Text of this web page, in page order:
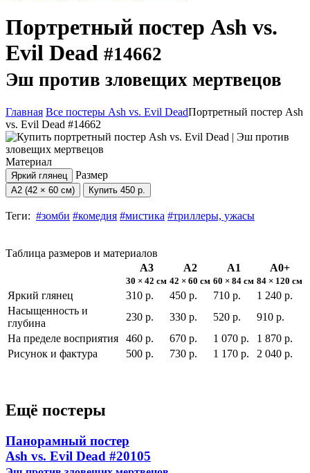
Портретный постер Ash vs.
Evil Dead #14662
Эш против зловещих мертвецов
Главная Все постеры Ash vs. Evil DeadПортретный постер Ash
vs. Evil Dead #14662
Материал
Яркий глянец Размер
А2 (42 × 60 см) Купить 450 р.
Теги: #зомби #комедия #мистика #триллеры, ужасы
Таблица размеров и материалов
А3
30 × 42 см
А2
42 × 60 см
А1
60 × 84 см
А0+
84 × 120 см
Яркий глянец 310 р. 450 р. 710 р.
1 240 р.
Насыщенность и
глубина
230 р. 330 р. 520 р.
910 р.
На пределе восприятия
460 р. 670 р. 1 070 р.
1 870 р.
Рисунок и фактура
500 р. 730 р. 1 170 р. 2 040 р.
Ещё постеры
Панорамный постер
Ash vs. Evil Dead #20105